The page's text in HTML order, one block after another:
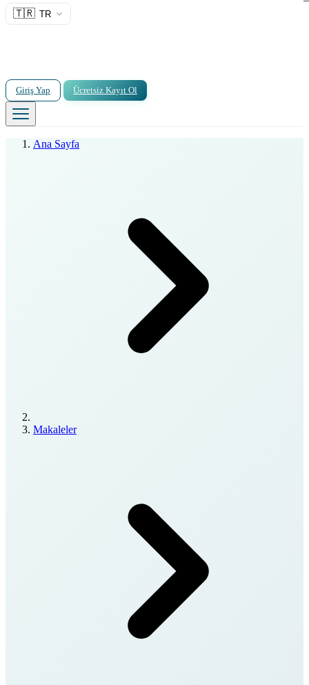
🇹🇷 TR
Giriş Yap Ücretsiz Kayıt Ol
Ana Sayfa
Makaleler